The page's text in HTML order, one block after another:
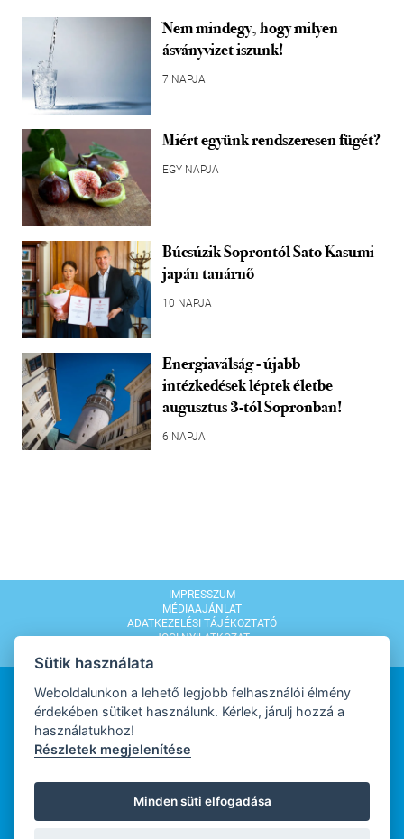
Nem mindegy, hogy milyen
ásványvizet iszunk!
7 NAPJA
Miért együnk rendszeresen fügét?
EGY NAPJA
Búcsúzik Soprontól Sato Kasumi
japán tanárnő
10 NAPJA
Energiaválság - újabb
intézkedések léptek életbe
augusztus 3-tól Sopronban!
6 NAPJA
IMPRESSZUM
MÉDIAAJÁNLAT
ADATKEZELÉSI TÁJÉKOZTATÓ
JOGI NYILATKOZAT
WEBDESIGN
WEBFEJLESZTŐ
Sütik használata
Weboldalunkon a lehető legjobb felhasználói élmény
érdekében sütiket használunk. Kérlek, járulj hozzá a
használatukhoz!
Részletek megjelenítése
Minden süti elfogadása